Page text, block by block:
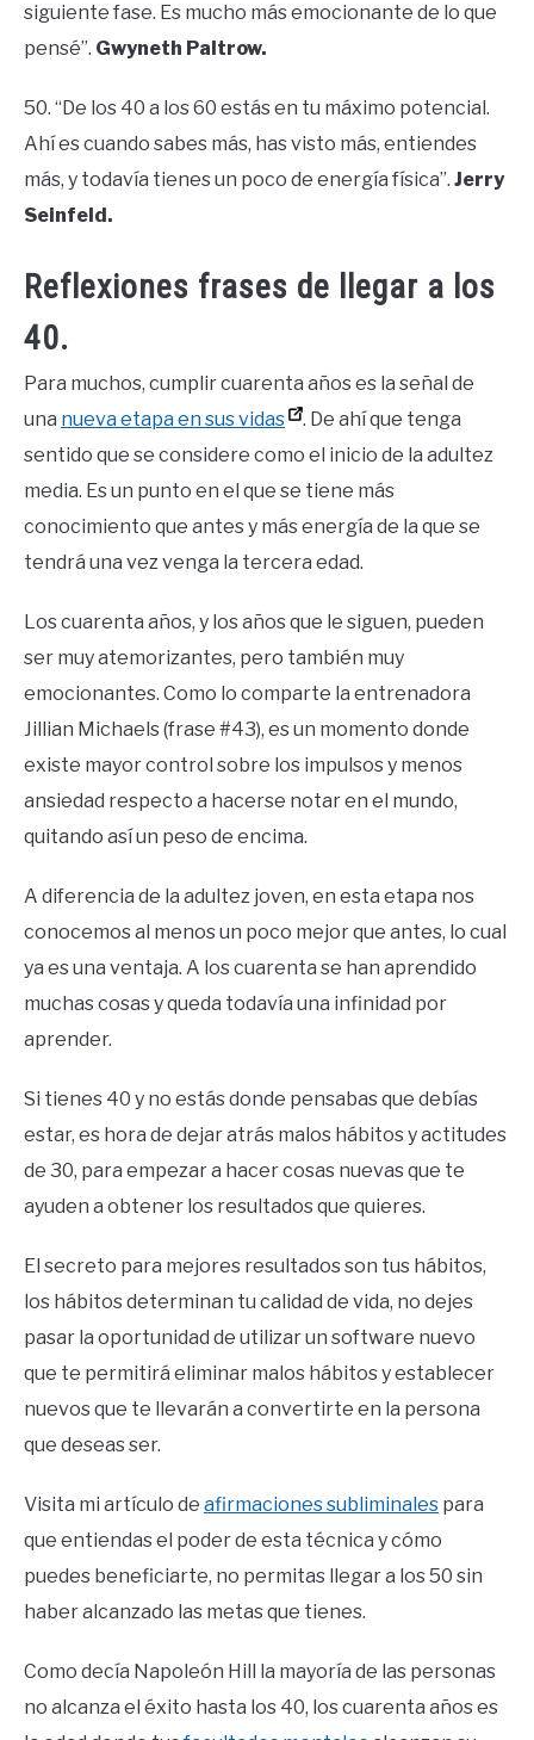
siguiente fase. Es mucho más emocionante de lo que
pensé”. Gwyneth Paltrow.
50. “De los 40 a los 60 estás en tu máximo potencial.
Ahí es cuando sabes más, has visto más, entiendes
más, y todavía tienes un poco de energía física”. Jerry
Seinfeld.
Reflexiones frases de llegar a los
40.
Para muchos, cumplir cuarenta años es la señal de
una nueva etapa en sus vidas
. De ahí que tenga
sentido que se considere como el inicio de la adultez
media. Es un punto en el que se tiene más
conocimiento que antes y más energía de la que se
tendrá una vez venga la tercera edad.
Los cuarenta años, y los años que le siguen, pueden
ser muy atemorizantes, pero también muy
emocionantes. Como lo comparte la entrenadora
Jillian Michaels (frase #43), es un momento donde
existe mayor control sobre los impulsos y menos
ansiedad respecto a hacerse notar en el mundo,
quitando así un peso de encima.
A diferencia de la adultez joven, en esta etapa nos
conocemos al menos un poco mejor que antes, lo cual
ya es una ventaja. A los cuarenta se han aprendido
muchas cosas y queda todavía una infinidad por
aprender.
Si tienes 40 y no estás donde pensabas que debías
estar, es hora de dejar atrás malos hábitos y actitudes
de 30, para empezar a hacer cosas nuevas que te
ayuden a obtener los resultados que quieres.
El secreto para mejores resultados son tus hábitos,
los hábitos determinan tu calidad de vida, no dejes
pasar la oportunidad de utilizar un software nuevo
que te permitirá eliminar malos hábitos y establecer
nuevos que te llevarán a convertirte en la persona
que deseas ser.
Visita mi artículo de afirmaciones subliminales para
que entiendas el poder de esta técnica y cómo
puedes beneficiarte, no permitas llegar a los 50 sin
haber alcanzado las metas que tienes.
Como decía Napoleón Hill la mayoría de las personas
no alcanza el éxito hasta los 40, los cuarenta años es